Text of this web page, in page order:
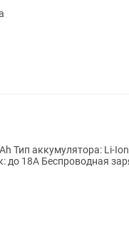
Тип аккумулятора: Li-Ion
18A Беспроводная